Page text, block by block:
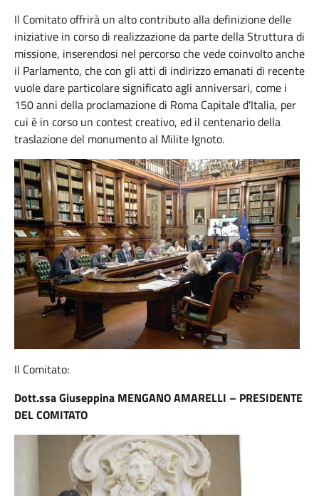
Il Comitato offrirà un alto contributo alla definizione delle
iniziative in corso di realizzazione da parte della Struttura di
missione, inserendosi nel percorso che vede coinvolto anche
il Parlamento, che con gli atti di indirizzo emanati di recente
vuole dare particolare significato agli anniversari, come i
150 anni della proclamazione di Roma Capitale d'Italia, per
cui è in corso un contest creativo, ed il centenario della
traslazione del monumento al Milite Ignoto.
Il Comitato:
Dott.ssa Giuseppina MENGANO AMARELLI – PRESIDENTE
DEL COMITATO